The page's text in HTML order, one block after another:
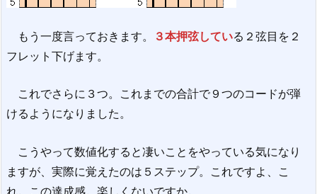
もう一度言っておきます。 ３本押弦している２弦目を２
フレット下げます。
これでさらに３つ。これまでの合計で９つのコードが弾
けるようになりました。
こうやって数値化すると凄いことをやっている気になり
ますが、実際に覚えたのは５ステップ。これですよ、こ
れ。この達成感。楽しくないですか。